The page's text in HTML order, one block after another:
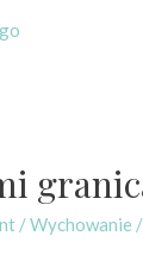
/Wychowanie